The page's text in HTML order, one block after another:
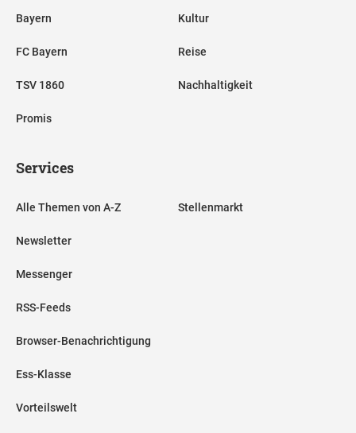
Bayern
FC Bayern
TSV 1860
Promis
Kultur
Reise
Nachhaltigkeit
Services
Alle Themen von A-Z
Newsletter
Messenger
RSS-Feeds
Browser-Benachrichtigung
Ess-Klasse
Vorteilswelt
Stellenmarkt